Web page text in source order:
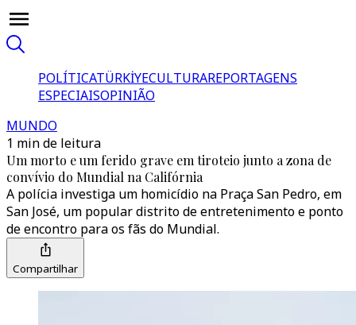
POLÍTICATÜRKİYECULTURAREPORTAGENS
ESPECIAISOPINIÃO
MUNDO
1 min de leitura
Um morto e um ferido grave em tiroteio junto a zona de
convívio do Mundial na Califórnia
A polícia investiga um homicídio na Praça San Pedro, em
San José, um popular distrito de entretenimento e ponto
de encontro para os fãs do Mundial.
Compartilhar